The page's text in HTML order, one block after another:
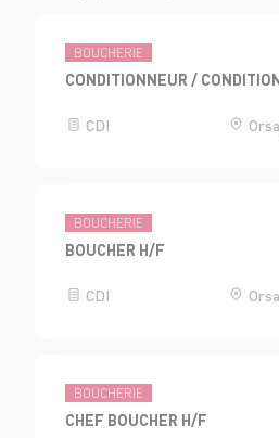
BOUCHERIE
CONDITIONNEUR /
CDI
BOUCHERIE
BOUCHER H/F
CDI
BOUCHERIE
CHEF BOUCHER H/F